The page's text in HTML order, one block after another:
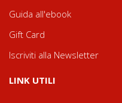
Guida all'ebook
Gift Card
Iscriviti alla Newsletter
LINK UTILI